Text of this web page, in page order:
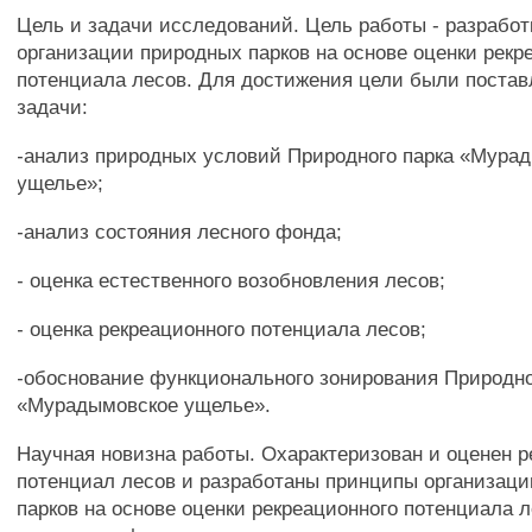
Цель и задачи исследований. Цель работы -
организации природных парков на основе оценки
потенциала лесов. Для достижения цели были
задачи:
-анализ природных условий Природного парка
ущелье»;
-анализ состояния лесного фонда;
- оценка естественного возобновления лесов;
- оценка рекреационного потенциала лесов;
-обоснование функционального зонирования
«Мурадымовское ущелье».
Научная новизна работы. Охарактеризован и оценен
потенциал лесов и разработаны принципы
парков на основе оценки рекреационного потенциала